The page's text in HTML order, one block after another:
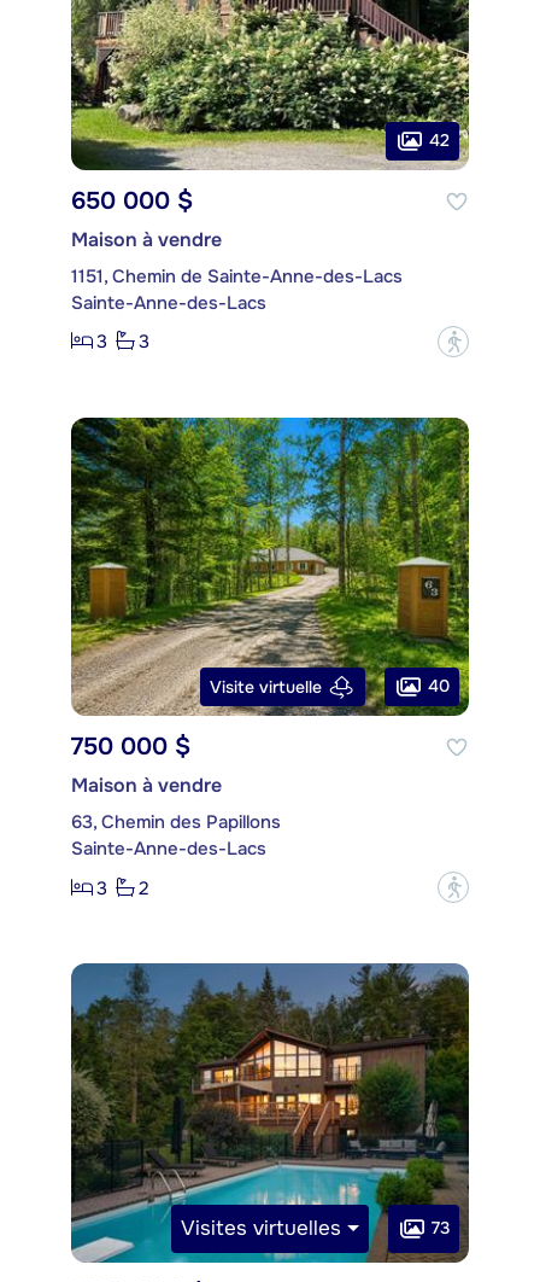
42
650 000 $
Maison à vendre
1151, Chemin de Sainte-Anne-des-Lacs
Sainte-Anne-des-Lacs
3
3 ?
Visite virtuelle 40
750 000 $
Maison à vendre
63, Chemin des Papillons
Sainte-Anne-des-Lacs
3
2 ?
Visites virtuelles 73